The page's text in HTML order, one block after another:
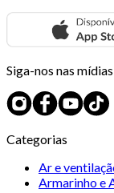
Siga-nos nas
Categorias
Ar e
Armarinho e